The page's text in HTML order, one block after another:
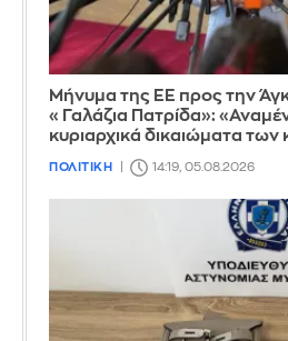
Μήνυμα της ΕΕ προς την
«Γαλάζια Πατρίδα»:
κυριαρχικά δικαιώματα
ΠΟΛΙΤΙΚΗ 14:19, 05.08.2026